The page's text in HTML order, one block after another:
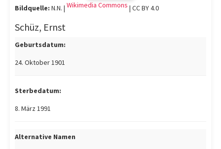
Schüz, Ernst
Geburtsdatum:
24. Oktober 1901
Sterbedatum:
8. März 1991
Alternative Namen
Bildquelle: N.N. | Wikimedia Commons | CC BY 4.0